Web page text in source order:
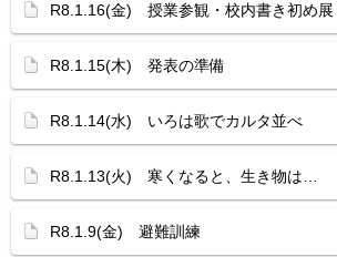
R8.1.16(金) 授業参観・校内書き初め展
R8.1.15(木) 発表の準備
R8.1.14(水) いろは歌でカルタ並べ
R8.1.13(火) 寒くなると、生き物は…
R8.1.9(金) 避難訓練